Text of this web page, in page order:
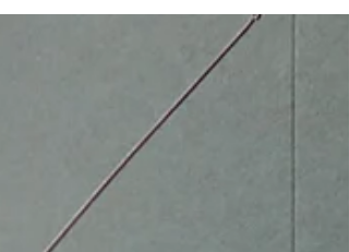
In der Startklasse B kann es bei den Internationalen
Deutschen Meisterschaften im Rollstuhlfechten in
Warnemünde eventuell sogar zu einem internen Säbel-
Finale der Vereinskameraden vom TuS Makkabi Rostock
zwischen Dimitrij Rout (rechts) und Balwinder Cheema
(links) kommen. Foto: Peter Richter Die
Deutschen Meisterschaften im Rollstuhlfechten am
11./12. Juli 2026 im Bernsteinsaal des Hotels Neptun
ein Programmbestandteil der Warnemünder Woche,
„eines der